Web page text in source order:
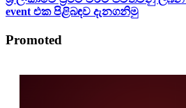
event එක පිළිබඳව දැනගනිමු
Promoted